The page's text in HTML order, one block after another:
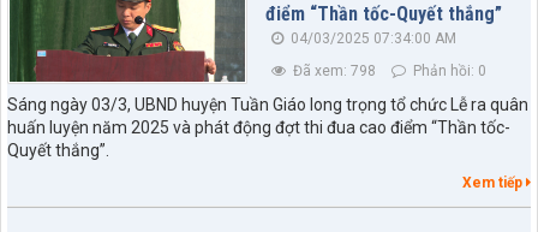
điểm “Thần tốc-Quyết thắng”
04/03/2025 07:34:00 AM
Đã xem: 798
Phản hồi: 0
Sáng ngày 03/3, UBND huyện Tuần Giáo long trọng tổ chức Lễ ra quân
huấn luyện năm 2025 và phát động đợt thi đua cao điểm “Thần tốc-
Quyết thắng”.
Xem tiếp